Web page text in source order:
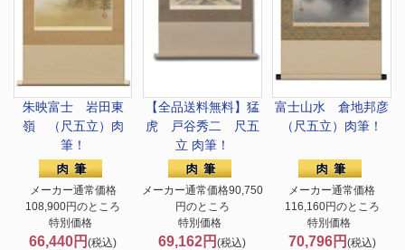
朱映富士 岩田東
嶺 （尺五立）肉
筆！
メーカー通常価格
108,900円のところ
特別価格
66,440円(税込)
【全品送料無料】 猛
虎 戸谷秀二 尺五
立 肉筆！
メーカー通常価格90,750
円のところ
特別価格
69,162円(税込)
富士山水 倉地邦彦
（尺五立）肉筆！
メーカー通常価格
116,160円のところ
特別価格
70,796円 (税込)